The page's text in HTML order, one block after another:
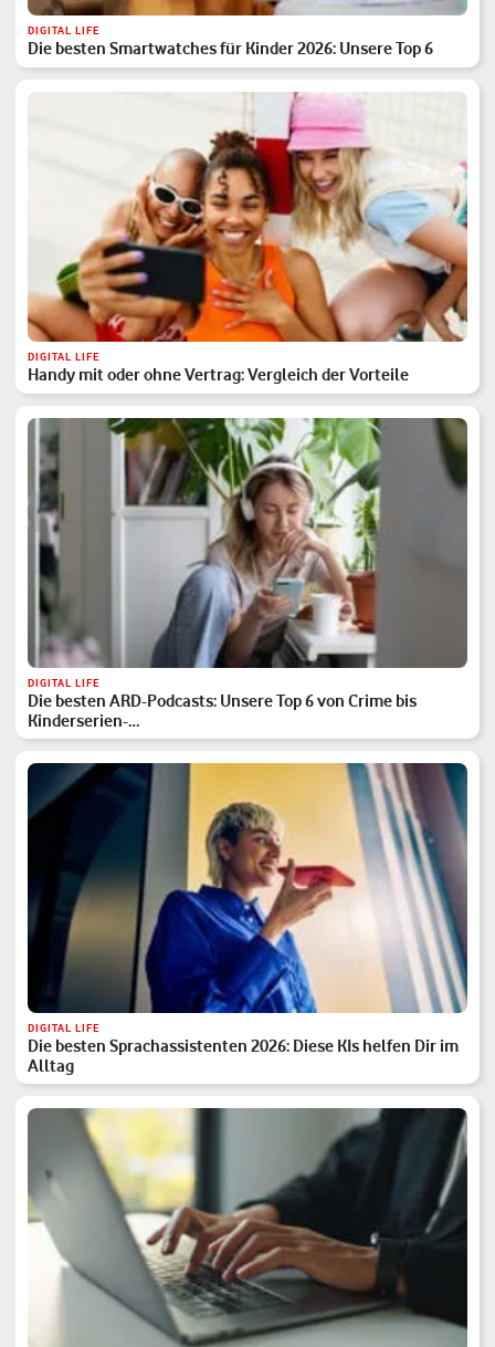
DIGITAL LIFE
Die besten Smartwatches für Kinder 2026: Unsere Top 6
DIGITAL LIFE
Handy mit oder ohne Vertrag: Vergleich der Vorteile
DIGITAL LIFE
Die besten ARD-Podcasts: Unsere Top 6 von Crime bis
Kinderserien-…
DIGITAL LIFE
Die besten Sprachassistenten 2026: Diese KIs helfen Dir im
Alltag